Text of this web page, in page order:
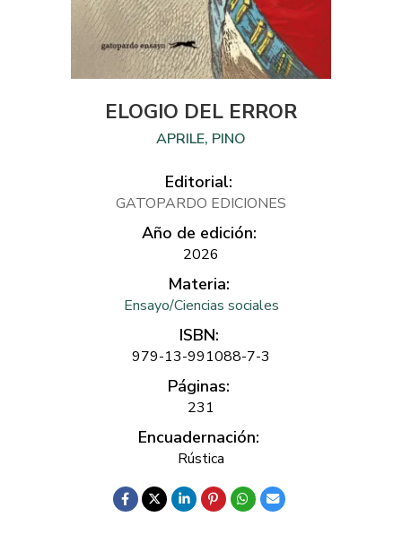
ELOGIO DEL ERROR
APRILE, PINO
Editorial:
GATOPARDO EDICIONES
Año de edición:
2026
Materia:
Ensayo/Ciencias sociales
ISBN:
979-13-991088-7-3
Páginas:
231
Encuadernación:
Rústica